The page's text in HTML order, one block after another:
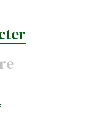
Accueil
Château